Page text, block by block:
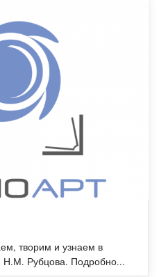
творим и узнаем в
Н.М. Рубцова. Подробно...